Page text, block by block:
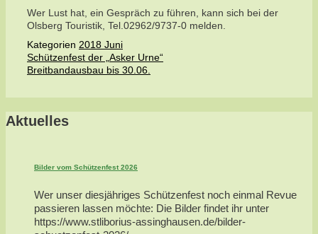
Wer Lust hat, ein Gespräch zu führen, kann sich bei der
Olsberg Touristik, Tel.02962/9737-0 melden.
Kategorien 2018 Juni
Schützenfest der „Asker Urne“
Breitbandausbau bis 30.06.
Aktuelles
Bilder vom Schützenfest 2026
Wer unser diesjähriges Schützenfest noch einmal Revue
passieren lassen möchte: Die Bilder findet ihr unter
https://www.stliborius-assinghausen.de/bilder-